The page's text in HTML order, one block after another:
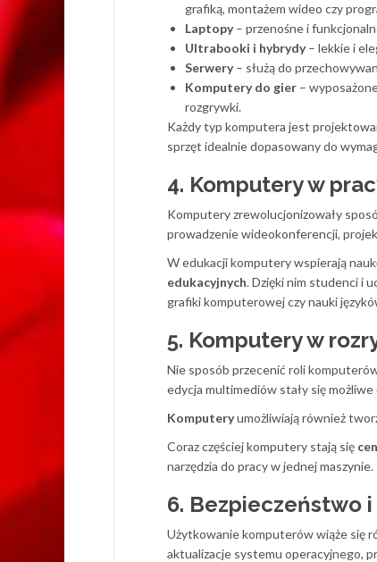
grafiką, montażem wideo czy
Laptopy– przenośne i
Ultrabooki i hybrydy– lekkie i
Serwery– służą do
Komputery do gier –
rozgrywki.
Każdy typ komputera jest
sprzęt idealnie dopasowany do
4. Komputery w
Komputery zrewolucjonizowały
prowadzenie wideokonferencji,
W edukacji komputery wspierają
edukacyjnych. Dzięki nim studenci i
grafiki komputerowej czy nauki
5. Komputery w
Nie sposób przecenić roli
edycja multimediów stały się
Komputeryumożliwiają również
Coraz częściej komputery stają się
narzędzia do pracy w jednej maszynie.
6. Bezpieczeństwo
Użytkowanie komputerów wiąże się
aktualizacje systemu operacyjnego,